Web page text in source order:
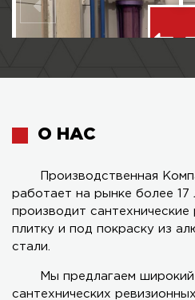
Серия AL-KR
О НАС
Производственная
работает на рынке более 17
производит
плитку и под покраску из
стали.
Мы предлагаем
сантехнических